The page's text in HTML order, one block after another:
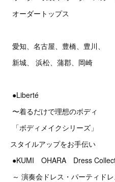
オーダートップス
愛知、名古屋、豊橋、豊川、
新城、 浜松、蒲郡、岡崎
●Liberté
〜着るだけで理想のボディ
「ボディメイクシリーズ」
スタイルアップをお手伝い
●KUMI OHARA Dress
～ 演奏会ドレス・パーティド